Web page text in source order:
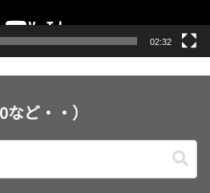
02:32
ど・・）